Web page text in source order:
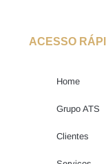
ACESSO
Home
Grupo ATS
Clientes